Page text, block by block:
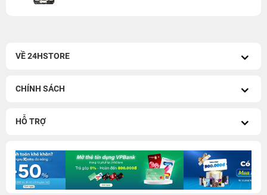
VỀ 24HSTORE
CHÍNH SÁCH
HỖ TRỢ